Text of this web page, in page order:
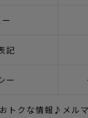
記
ー
おトクな情報♪メル